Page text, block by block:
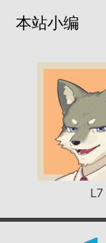
本站小编
L7